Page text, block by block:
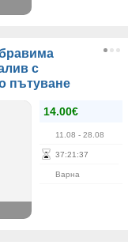
с
пътуване
14.00€
11.08 - 28.08
37:21:37
Варна